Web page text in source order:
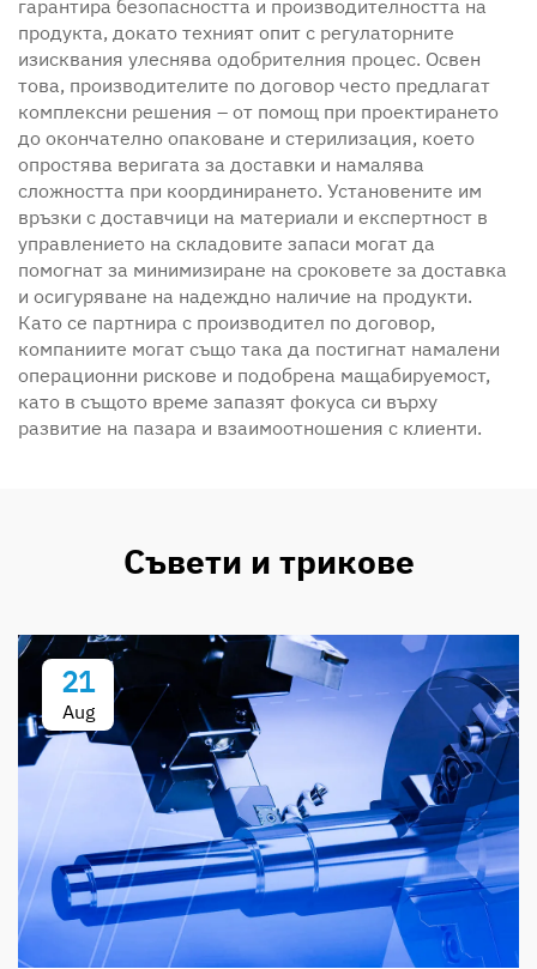
гарантира безопасността и производителността на
продукта, докато техният опит с регулаторните
изисквания улеснява одобрителния процес. Освен
това, производителите по договор често предлагат
комплексни решения – от помощ при проектирането
до окончателно опаковане и стерилизация, което
опростява веригата за доставки и намалява
сложността при координирането. Установените им
връзки с доставчици на материали и експертност в
управлението на складовите запаси могат да
помогнат за минимизиране на сроковете за доставка
и осигуряване на надеждно наличие на продукти.
Като се партнира с производител по договор,
компаниите могат също така да постигнат намалени
операционни рискове и подобрена мащабируемост,
като в същото време запазят фокуса си върху
развитие на пазара и взаимоотношения с клиенти.
Съвети и трикове
21
Aug